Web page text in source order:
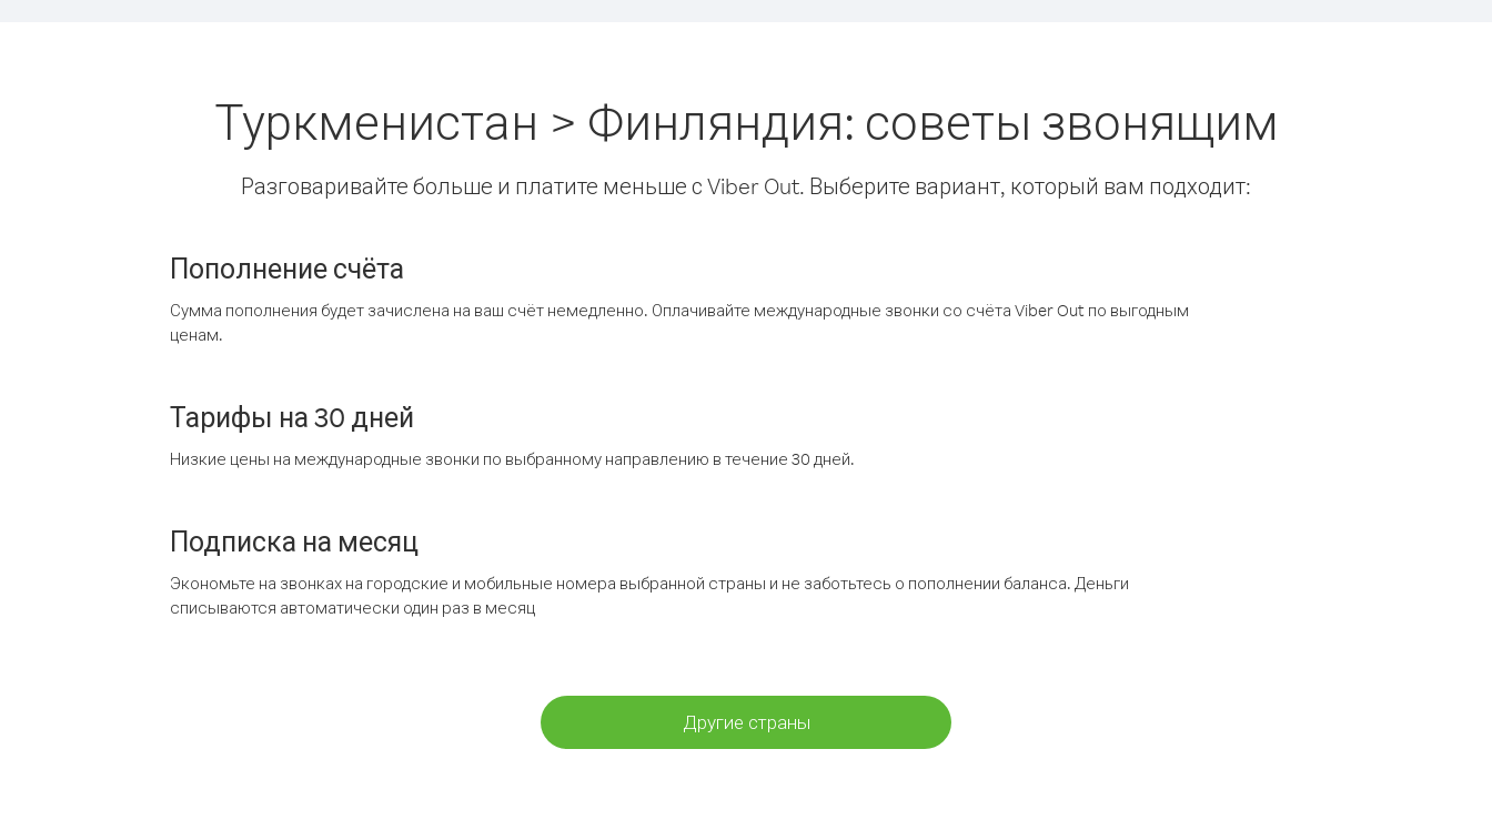
Туркменистан > Финляндия: советы звонящим
Разговаривайте больше и платите меньше с Viber Out. Выберите вариант, который вам подходит:
Пополнение счёта
Сумма пополнения будет зачислена на ваш счёт немедленно. Оплачивайте международные звонки со счёта Viber Out по выгодным
ценам.
Тарифы на 30 дней
Низкие цены на международные звонки по выбранному направлению в течение 30 дней.
Подписка на месяц
Экономьте на звонках на городские и мобильные номера выбранной страны и не заботьтесь о пополнении баланса. Деньги
списываются автоматически один раз в месяц
Другие страны